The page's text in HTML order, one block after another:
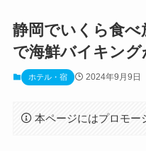
静岡でいくら食
で海鮮バイキン
ホテル・宿 2024年9月9日
本ページにはプロモー